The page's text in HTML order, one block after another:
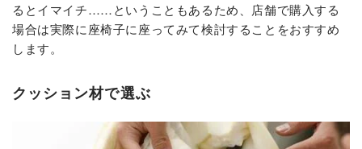
るとイマイチ……ということもあるため、店舗で購入する
場合は実際に座椅子に座ってみて検討することをおすすめ
します。
クッション材で選ぶ